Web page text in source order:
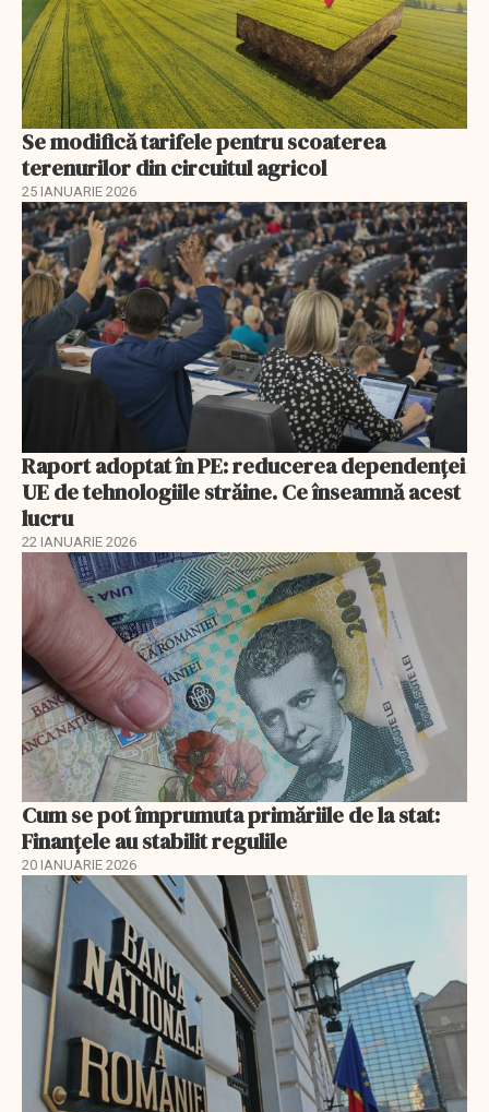
Se modifică tarifele pentru scoaterea
terenurilor din circuitul agricol
25 IANUARIE 2026
Raport adoptat în PE: reducerea dependenței
UE de tehnologiile străine. Ce înseamnă acest
lucru
22 IANUARIE 2026
Cum se pot împrumuta primăriile de la stat:
Finanțele au stabilit regulile
20 IANUARIE 2026